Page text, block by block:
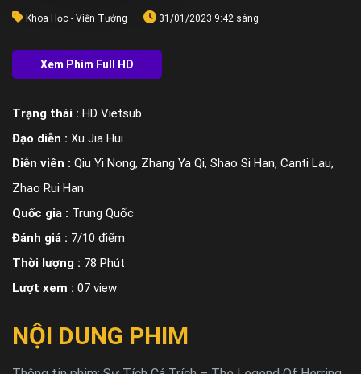
Khoa Học - Viễn Tưởng 31/01/2023 9:42 sáng
Trạng thái : HD Vietsub
Đạo diễn : Xu Jia Hui
Diễn viên : Qiu Yi Nong, Zhang Ya Qi, Shao Si Han, Canti Lau,
Zhao Rui Han
Quốc gia : Trung Quốc
Đánh giá : 7/10 điểm
Thời lượng : 78 Phút
Lượt xem : 07 view
NỘI DUNG PHIM